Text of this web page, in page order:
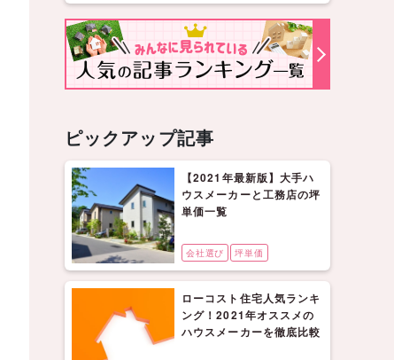
ピックアップ記事
【2021年最新版】大手ハ
ウスメーカーと工務店の坪
単価一覧
会社選び 坪単価
ローコスト住宅人気ランキ
ング！2021年オススメの
ハウスメーカーを徹底比較